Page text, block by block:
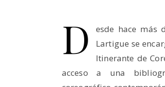
D
esde hace más
Lartigue se
Itinerante de
acceso a una